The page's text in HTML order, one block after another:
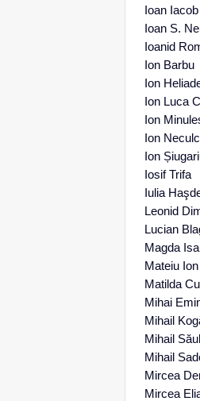
Ioan
Ioan S.
Ioanid
Ion Barbu
Ion
Ion Luca
Ion
Ion
Ion
Iosif Trifa
Iulia
Leonid
Lucian
Magda
Mateiu
Matilda
Mihai
Mihail
Mihail
Mihail
Mircea
Mircea